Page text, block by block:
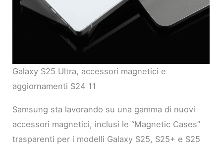
Galaxy S25 Ultra, accessori magnetici e
aggiornamenti S24 11
Samsung sta lavorando su una gamma di nuovi
accessori magnetici, inclusi le “Magnetic Cases”
trasparenti per i modelli Galaxy S25, S25+ e S25